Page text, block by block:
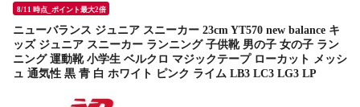
8/11 時点_ポイント最大2倍
ニューバランス ジュニア スニーカー 23cm YT570 new balance キ
ッズ ジュニア スニーカー ランニング 子供靴 男の子 女の子 ラン
ニング 運動靴 小学生 ベルクロ マジックテープ ローカット メッシ
ュ 通気性 黒 青 白 ホワイト ピンク ライム LB3 LC3 LG3 LP